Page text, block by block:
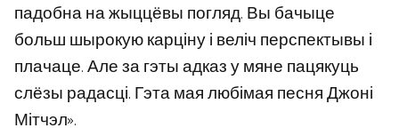
падобна на жыццёвы погляд. Вы бачыце
больш шырокую карціну і веліч перспектывы і
плачаце. Але за гэты адказ у мяне пацякуць
слёзы радасці. Гэта мая любімая песня Джоні
Мітчэл».